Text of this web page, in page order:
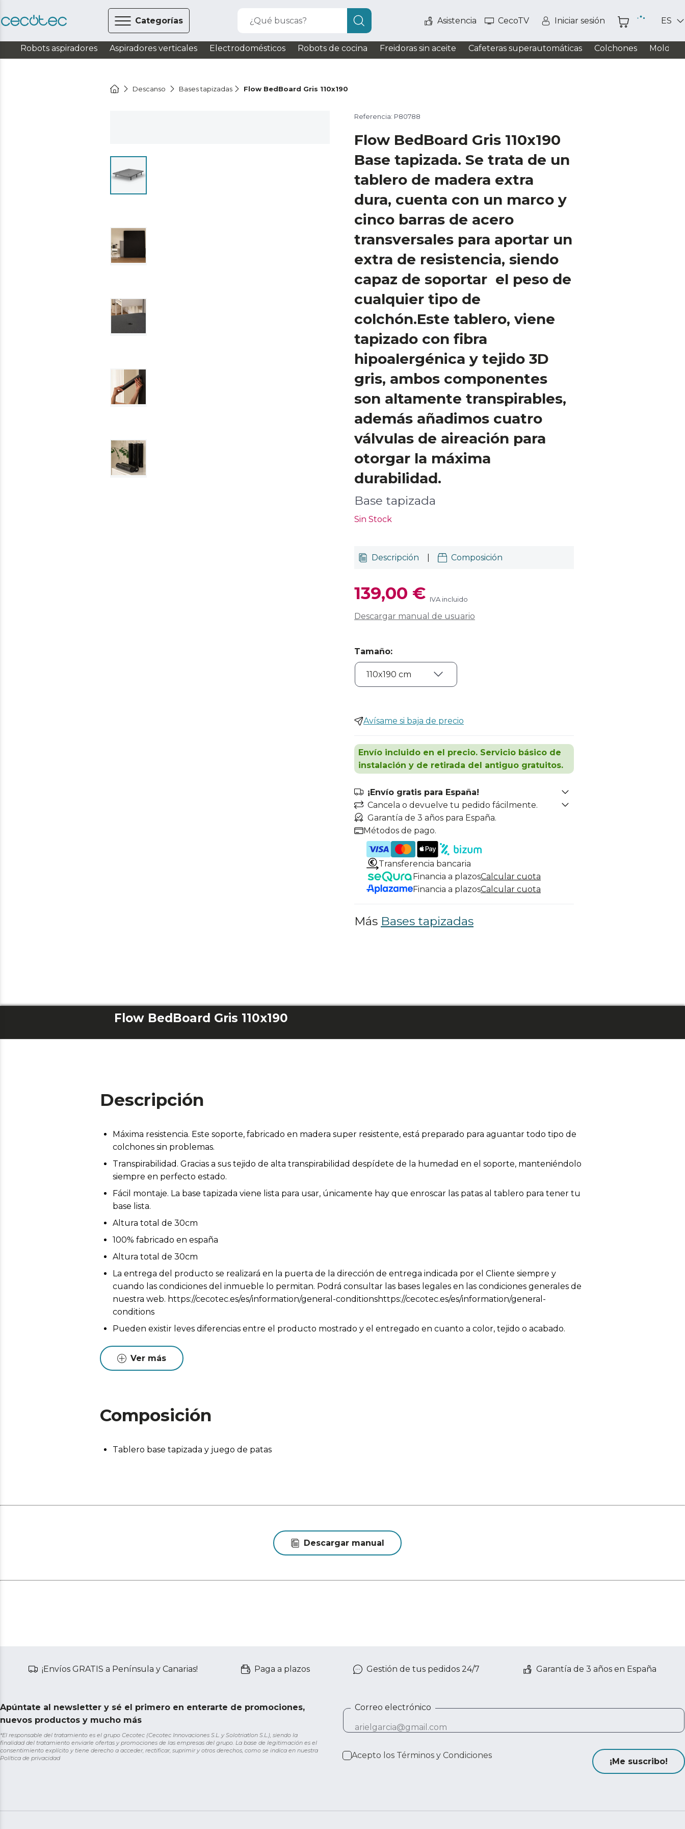
Categorías ¿Qué buscas? Asistencia CecoTV Iniciar sesión ES
Robots aspiradores Aspiradores verticales Electrodomésticos Robots de cocina Freidoras sin aceite Cafeteras superautomáticas Colchones
Descanso Bases tapizadas Flow BedBoard Gris 110x190
Referencia: P80788
Flow BedBoard Gris 110x190
Base tapizada. Se trata de un
tablero de madera extra
dura, cuenta con un marco y
cinco barras de acero
transversales para aportar un
extra de resistencia, siendo
capaz de soportar el peso de
cualquier tipo de
colchón.Este tablero, viene
tapizado con fibra
hipoalergénica y tejido 3D
gris, ambos componentes
son altamente transpirables,
además añadimos cuatro
válvulas de aireación para
otorgar la máxima
durabilidad.
Base tapizada
Sin Stock
Descripción Composición
139,00 € IVA incluido
Descargar manual de usuario
Tamaño:
Avísame si baja de precio
Envío incluido en el precio. Servicio básico de
instalación y de retirada del antiguo gratuitos.
¡Envío gratis para España!
Cancela o devuelve tu pedido fácilmente.
Garantía de 3 años para España.
Métodos de pago.
Transferencia bancaria
Financia a plazosCalcular cuota
Financia a plazosCalcular cuota
Más Bases tapizadas
Flow BedBoard Gris 110x190
Descripción
Máxima resistencia. Este soporte, fabricado en madera super resistente, está preparado para aguantar todo tipo de
colchones sin problemas.
Transpirabilidad. Gracias a sus tejido de alta transpirabilidad despídete de la humedad en el soporte, manteniéndolo
siempre en perfecto estado.
Fácil montaje. La base tapizada viene lista para usar, únicamente hay que enroscar las patas al tablero para tener tu
base lista.
Altura total de 30cm
100% fabricado en españa
Altura total de 30cm
La entrega del producto se realizará en la puerta de la dirección de entrega indicada por el Cliente siempre y
cuando las condiciones del inmueble lo permitan. Podrá consultar las bases legales en las condiciones generales de
nuestra web. https://cecotec.es/es/information/general-conditionshttps://cecotec.es/es/information/general-
conditions
Pueden existir leves diferencias entre el producto mostrado y el entregado en cuanto a color, tejido o acabado.
Ver más
Composición
Tablero base tapizada y juego de patas
Descargar manual
¡Envíos GRATIS a Península y Canarias! Paga a plazos Gestión de tus pedidos 24/7 Garantía de 3 años en España
Apúntate al newsletter y sé el primero en enterarte de promociones,
nuevos productos y mucho más
*El responsable del tratamiento es el grupo Cecotec (Cecotec Innovaciones S.L. y Solotriatlon S.L.), siendo la
finalidad del tratamiento enviarle ofertas y promociones de las empresas del grupo. La base de legitimación es el
consentimiento explícito y tiene derecho a acceder, rectificar, suprimir y otros derechos, como se indica en nuestra
Política de privacidad
Correo electrónico
Acepto los Términos y Condiciones
¡Me suscribo!